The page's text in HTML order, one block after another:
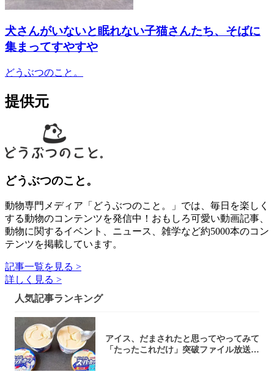
犬さんがいないと眠れない子猫さんたち、そばに
集まってすやすや
どうぶつのこと。
提供元
どうぶつのこと。
動物専門メディア「どうぶつのこと。」では、毎日を楽しく
する動物のコンテンツを発信中！おもしろ可愛い動画記事、
動物に関するイベント、ニュース、雑学など約5000本のコン
テンツを掲載しています。
記事一覧を見る >
詳しく見る >
人気記事ランキング
アイス、だまされたと思ってやってみて
「たったこれだけ」突破ファイル放送で